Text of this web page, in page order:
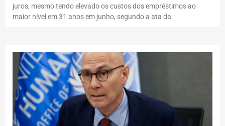
juros, mesmo tendo elevado os custos dos empréstimos ao
maior nível em 31 anos em junho, segundo a ata da